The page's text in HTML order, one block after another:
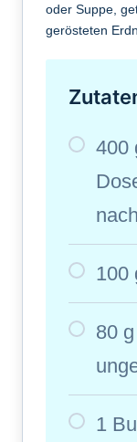
oder Suppe,
gerösteten
400
100
80
1